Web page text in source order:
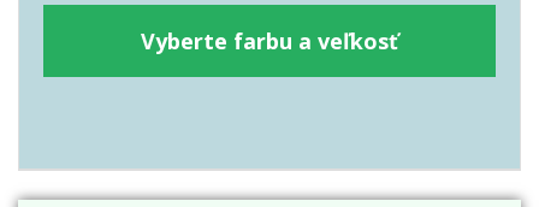
Vyberte farbu a veľkosť